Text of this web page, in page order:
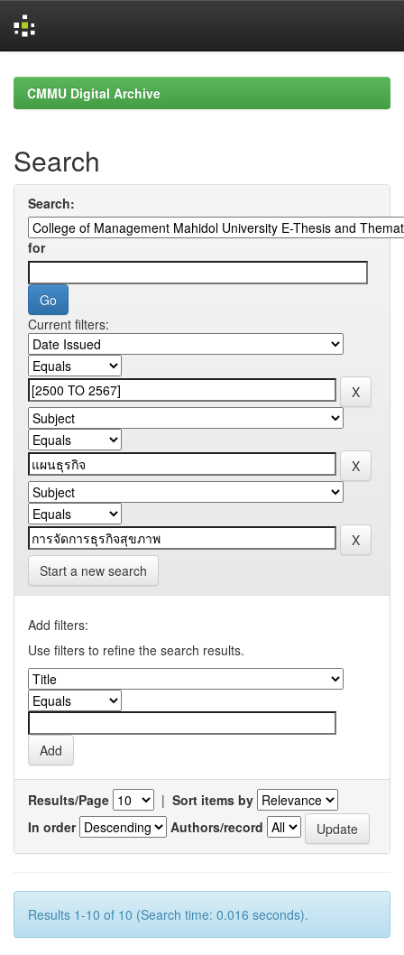
navigationCMMU Digital Archive
Search
Search:
for
Current filters:
Start a new search
Add filters:
Use filters to refine the search results.
Results/Page | Sort items by
In order
Authors/record
Results 1-10 of 10 (Search time: 0.016 seconds).